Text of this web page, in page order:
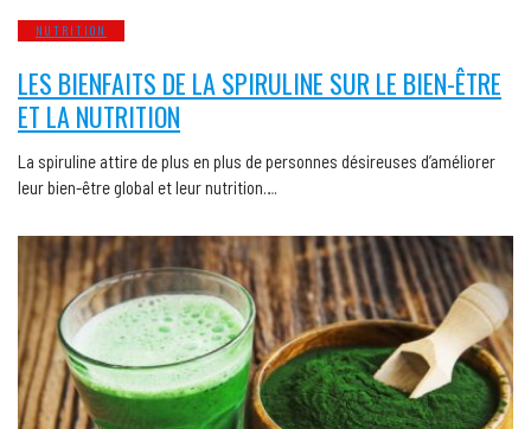
NUTRITION
LES BIENFAITS DE LA SPIRULINE SUR LE BIEN-ÊTRE
ET LA NUTRITION
La spiruline attire de plus en plus de personnes désireuses d’améliorer
leur bien-être global et leur nutrition….